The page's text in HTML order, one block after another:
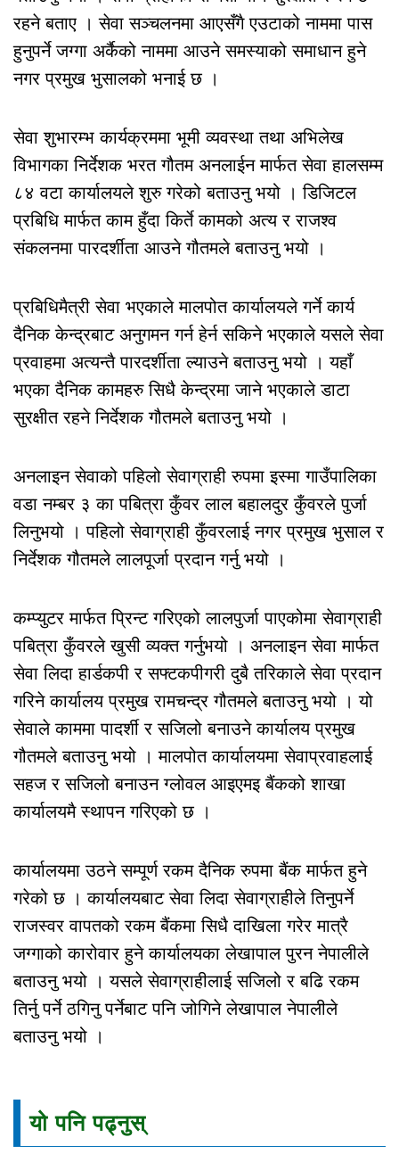
रहने बताए । सेवा सञ्चलनमा आएसँगै एउटाको नाममा पास
हुनुपर्ने जग्गा अर्कैको नाममा आउने समस्याको समाधान हुने
नगर प्रमुख भुसालको भनाई छ ।
सेवा शुभारम्भ कार्यक्रममा भूमी व्यवस्था तथा अभिलेख
विभागका निर्देशक भरत गौतम अनलाईन मार्फत सेवा हालसम्म
८४ वटा कार्यालयले शुरु गरेको बताउनु भयो । डिजिटल
प्रबिधि मार्फत काम हुँदा किर्ते कामको अत्य र राजश्व
संकलनमा पारदर्शीता आउने गौतमले बताउनु भयो ।
प्रबिधिमैत्री सेवा भएकाले मालपोत कार्यालयले गर्ने कार्य
दैनिक केन्द्रबाट अनुगमन गर्न हेर्न सकिने भएकाले यसले सेवा
प्रवाहमा अत्यन्तै पारदर्शीता ल्याउने बताउनु भयो । यहाँ
भएका दैनिक कामहरु सिधै केन्द्रमा जाने भएकाले डाटा
सुरक्षीत रहने निर्देशक गौतमले बताउनु भयो ।
अनलाइन सेवाको पहिलो सेवाग्राही रुपमा इस्मा गाउँपालिका
वडा नम्बर ३ का पबित्रा कुँवर लाल बहालदुर कुँवरले पुर्जा
लिनुभयो । पहिलो सेवाग्राही कुँवरलाई नगर प्रमुख भुसाल र
निर्देशक गौतमले लालपूर्जा प्रदान गर्नु भयो ।
कम्प्युटर मार्फत प्रिन्ट गरिएको लालपुर्जा पाएकोमा सेवाग्राही
पबित्रा कुँवरले खुसी व्यक्त गर्नुभयो । अनलाइन सेवा मार्फत
सेवा लिदा हार्डकपी र सफ्टकपीगरी दुबै तरिकाले सेवा प्रदान
गरिने कार्यालय प्रमुख रामचन्द्र गौतमले बताउनु भयो । यो
सेवाले काममा पादर्शी र सजिलो बनाउने कार्यालय प्रमुख
गौतमले बताउनु भयो । मालपोत कार्यालयमा सेवाप्रवाहलाई
सहज र सजिलो बनाउन ग्लोवल आइएमइ बैंकको शाखा
कार्यालयमै स्थापन गरिएको छ ।
कार्यालयमा उठने सम्पूर्ण रकम दैनिक रुपमा बैंक मार्फत हुने
गरेको छ । कार्यालयबाट सेवा लिदा सेवाग्राहीले तिनुपर्ने
राजस्वर वापतको रकम बैंकमा सिधै दाखिला गरेर मात्रै
जग्गाको कारोवार हुने कार्यालयका लेखापाल पुरन नेपालीले
बताउनु भयो । यसले सेवाग्राहीलाई सजिलो र बढि रकम
तिर्नु पर्ने ठगिनु पर्नेबाट पनि जोगिने लेखापाल नेपालीले
बताउनु भयो ।
यो पनि पढ्नुस्